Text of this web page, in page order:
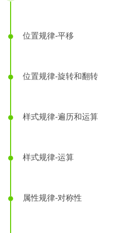
位置规律-平移
位置规律-旋转和翻转
样式规律-遍历和运算
样式规律-运算
属性规律-对称性